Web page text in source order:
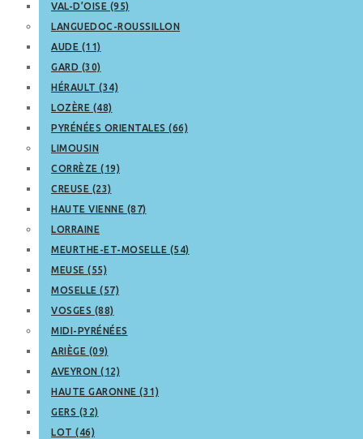
VAL-D’OISE (95)
LANGUEDOC-ROUSSILLON
AUDE (11)
GARD (30)
HÉRAULT (34)
LOZÈRE (48)
PYRÉNÉES ORIENTALES (66)
LIMOUSIN
CORRÈZE (19)
CREUSE (23)
HAUTE VIENNE (87)
LORRAINE
MEURTHE-ET-MOSELLE (54)
MEUSE (55)
MOSELLE (57)
VOSGES (88)
MIDI-PYRÉNÉES
ARIÈGE (09)
AVEYRON (12)
HAUTE GARONNE (31)
GERS (32)
LOT (46)